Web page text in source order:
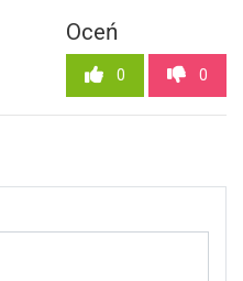
Oceń
0 0